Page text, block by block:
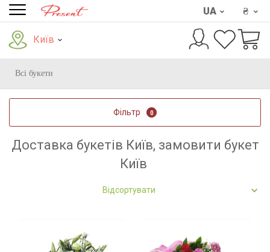
UA ₴
Київ
Всі букети
Фільтр 0
Доставка букетів Київ, замовити букет
Київ
Відсортувати